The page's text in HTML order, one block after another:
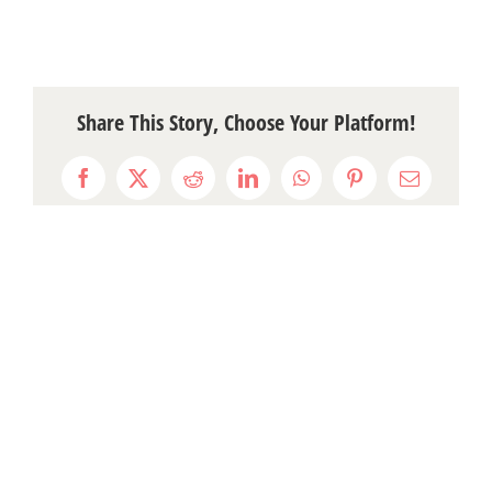
Share This Story, Choose Your Platform!
Facebook
X RedditLinkedInWhatsAppPinterestEmail